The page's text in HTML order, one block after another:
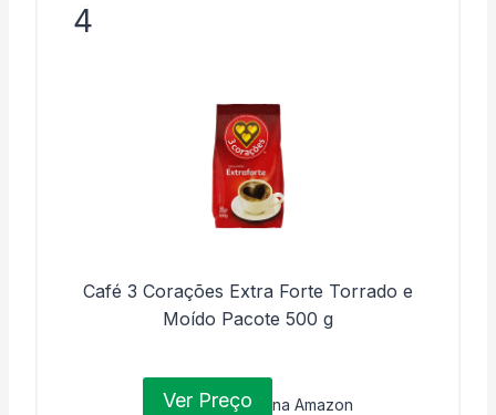
4
Café 3 Corações Extra Forte Torrado e
Moído Pacote 500 g
Ver Preço na Amazon